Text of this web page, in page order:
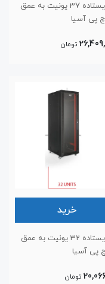
رک ایستاده 37 یونیت به عمق
تومان
خرید
رک ایستاده 32 یونیت به عمق
تومان